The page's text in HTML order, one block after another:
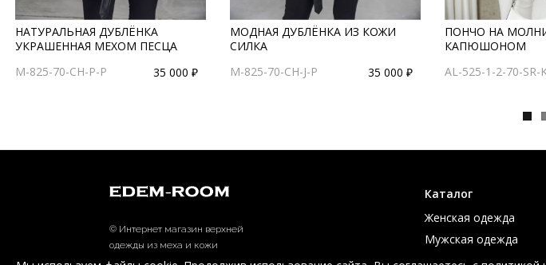
НАТУРАЛЬНАЯ ДУБЛЁНКА
УКРАШЕННАЯ МЕХОМ ПЕСЦА
M-825-70-CH-P-P
35 000 ₽
МОДНАЯ ДУБЛЁНКА ИЗ КОЖИ
СИЛКА
M-825-70-CH-J-P
35 000 ₽
ПОНЧО НА
КАПЮШОНОМ
AL-525-1-2-70-SR-
© Интернет магазин верхней
одежды из меха и кожи
EDEM-ROOM 2011-2026
Каталог
Женская одежда
Мужская одежда
Большие размеры